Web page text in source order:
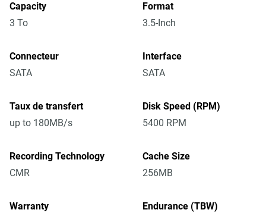
Capacity
3 To
Format
3.5-Inch
Connecteur
SATA
Interface
SATA
Taux de transfert
up to 180MB/s
Disk Speed (RPM)
5400 RPM
Recording Technology
CMR
Cache Size
256MB
Warranty
Endurance (TBW)